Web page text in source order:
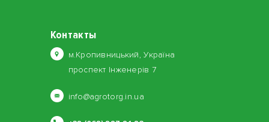
Контакты
м.Кропивницький, Україна
проспект Інженерів 7
info@agrotorg.in.ua